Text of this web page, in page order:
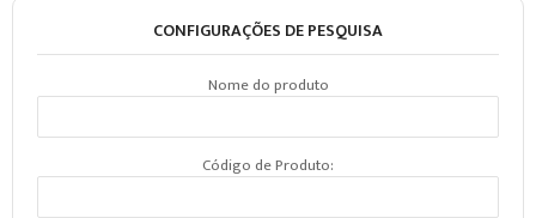
CONFIGURAÇÕES DE PESQUISA
Nome do produto
Código de Produto: